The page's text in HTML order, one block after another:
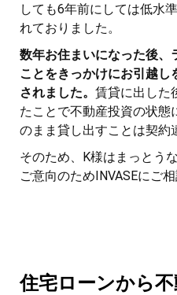
しても6年前にしては低水
れておりました。
数年お住まいになった後、
ことをきっかけにお引越
されました。 賃貸に出した
たことで不動産投資の状態
のまま貸し出すことは契約
そのため、K様はまっとう
ご意向のためINVASEにご
住宅ローンから